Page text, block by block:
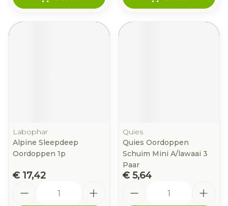
Labophar
Alpine Sleepdeep
Oordoppen 1p
€ 17,42
Quies
Quies Oordoppen
Schuim Mini A/lawaai 3
Paar
€ 5,64